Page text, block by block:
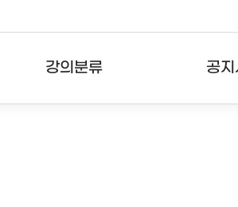
강의분류 공